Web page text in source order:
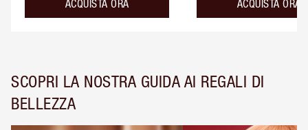
ACQUISTA ORA ACQUISTA ORA
SCOPRI LA NOSTRA GUIDA AI REGALI DI
BELLEZZA